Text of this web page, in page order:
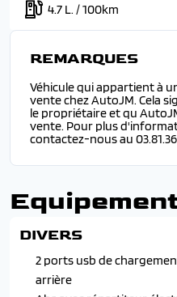
4.7 L. / 100km
REMARQUES
Véhicule qui appartient à
vente chez AutoJM. Cela
le propriétaire et qu
vente. Pour plus
contactez-nous au
DIVERS
2 ports usb de
arrière